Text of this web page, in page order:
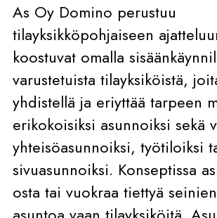
As Oy Domino perustuu
tilayksikköpohjaiseen
koostuvat omalla
varustetuista tilayksiköistä,
yhdistellä ja eriyttää tarpeen
erikokoisiksi asunnoiksi sekä
yhteisöasunnoiksi, työtiloiksi
sivuasunnoiksi. Konseptissa
osta tai vuokraa tiettyä